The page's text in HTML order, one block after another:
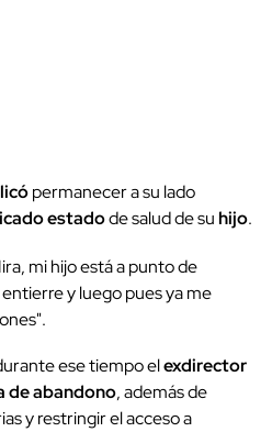
permanecer a su lado
estadode salud de suhijo.
mi hijo está a punto de
y luego pues ya me
ese tiempo elexdirector
de abandono, además de
y restringir el acceso a